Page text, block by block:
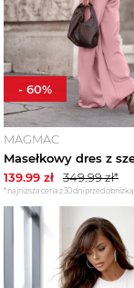
MAGMAC
139.99 zł 349.99zł*
*najniższa cena z 30 dni przed obniżką
- 60%